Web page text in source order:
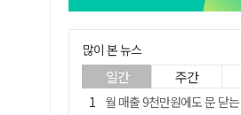
많이 본 뉴스
일간 주간
월 매출 9천만원에도 문 닫는 영양 젖소농장… "일